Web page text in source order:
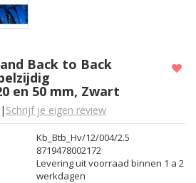
Back to Back
en 50 mm, Zwart
| Schrijf je eigen review
Kb_Btb_Hv/12/004/2.5
8719478002172
Levering uit voorraad binnen 1 a 2
werkdagen